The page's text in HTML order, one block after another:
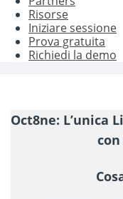
Risorse
Iniziare sessione
Prova gratuita
Richiedi la demo
Oct8ne: L’unica